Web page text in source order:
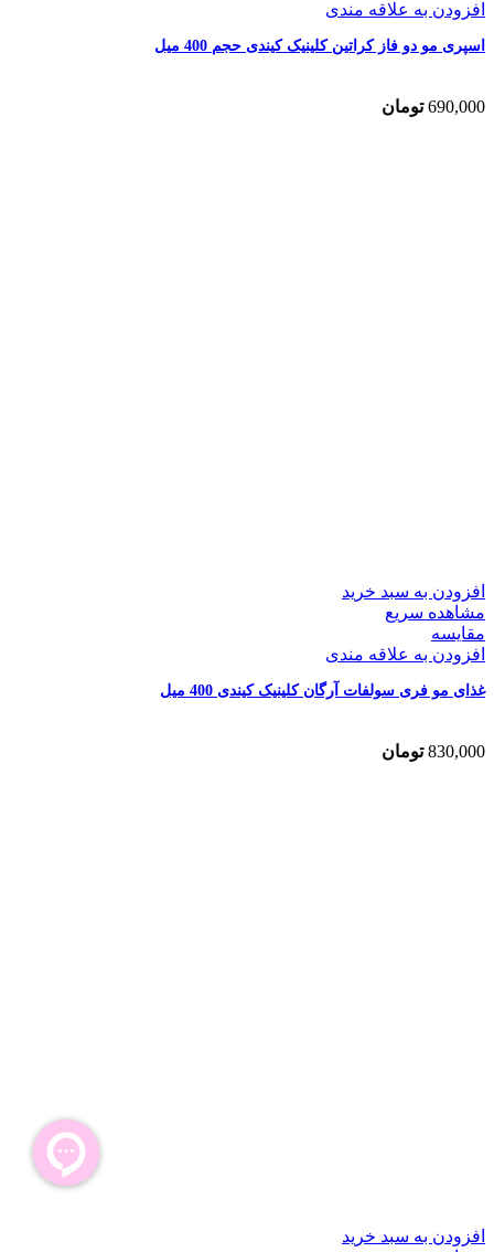
افزودن به علاقه مندی
اسپری مو دو فاز کراتین کلینیک کیندی حجم 400 میل
690,000 تومان
افزودن به سبد خرید
مشاهده سریع
مقایسه
افزودن به علاقه مندی
غذای مو فری سولفات آرگان کلینیک کیندی 400 میل
830,000 تومان
افزودن به سبد خرید